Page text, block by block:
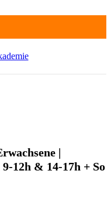
|
9-12h & 14-17h + So